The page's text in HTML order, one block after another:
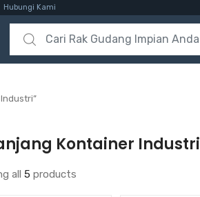
Hubungi Kami
Search for:
Kontainer Industri
all 5 products